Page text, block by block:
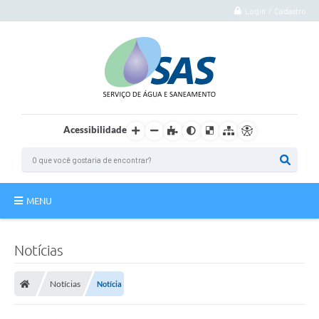
Login / Cadastro
Acessibilidade
MENU
Autoatendimento
Notícias
Notícias Notícia